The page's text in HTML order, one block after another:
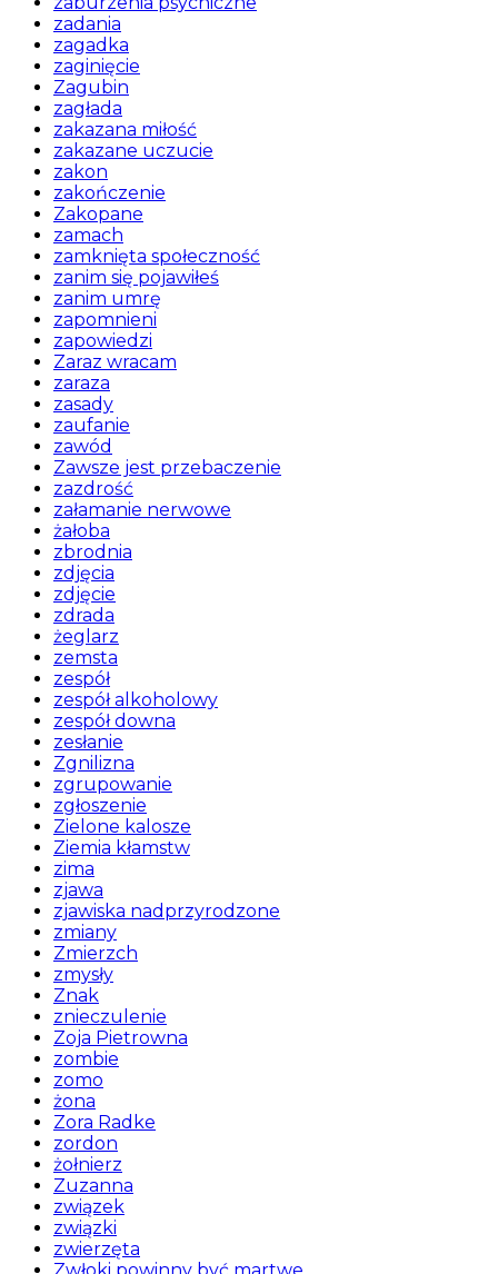
zadania
zagadka
zaginięcie
Zagubin
zagłada
zakazana miłość
zakazane uczucie
zakon
zakończenie
Zakopane
zamach
zamknięta społeczność
zanim się pojawiłeś
zanim umrę
zapomnieni
zapowiedzi
Zaraz wracam
zaraza
zasady
zaufanie
zawód
Zawsze jest przebaczenie
zazdrość
załamanie nerwowe
żałoba
zbrodnia
zdjęcia
zdjęcie
zdrada
żeglarz
zemsta
zespół
zespół alkoholowy
zespół downa
zesłanie
Zgnilizna
zgrupowanie
zgłoszenie
Zielone kalosze
Ziemia kłamstw
zima
zjawa
zjawiska nadprzyrodzone
zmiany
Zmierzch
zmysły
Znak
znieczulenie
Zoja Pietrowna
zombie
zomo
żona
Zora Radke
zordon
żołnierz
Zuzanna
związek
związki
zwierzęta